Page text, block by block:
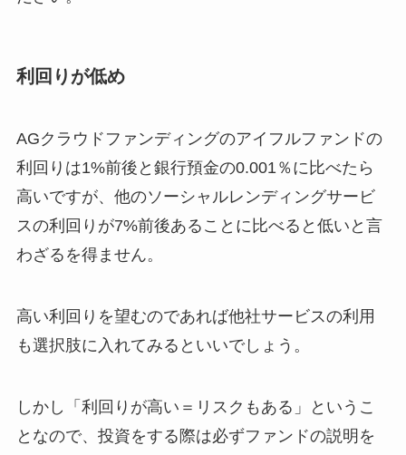
利回りが低め
AGクラウドファンディングのアイフルファンドの
利回りは1%前後と銀行預金の0.001％に比べたら
高いですが、他のソーシャルレンディングサービ
スの利回りが7%前後あることに比べると低いと言
わざるを得ません。
高い利回りを望むのであれば他社サービスの利用
も選択肢に入れてみるといいでしょう。
しかし「利回りが高い＝リスクもある」というこ
となので、投資をする際は必ずファンドの説明を